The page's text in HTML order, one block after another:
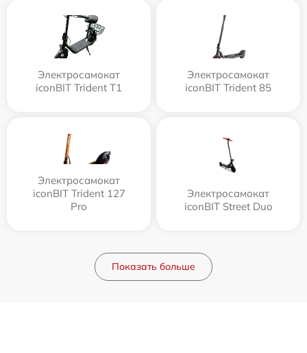
Электросамокат
iconBIT Trident T1
Электросамокат
iconBIT Trident 85
Электросамокат
iconBIT Trident 127
Pro
Электросамокат
iconBIT Street Duo
Показать больше